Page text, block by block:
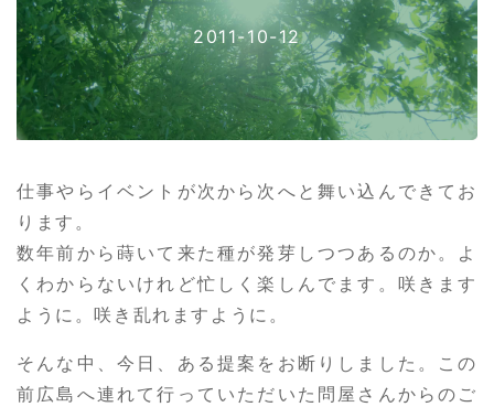
2011-10-12
仕事やらイベントが次から次へと舞い込んできてお
ります。
数年前から蒔いて来た種が発芽しつつあるのか。よ
くわからないけれど忙しく楽しんでます。咲きます
ように。咲き乱れますように。
そんな中、今日、ある提案をお断りしました。この
前広島へ連れて行っていただいた問屋さんからのご